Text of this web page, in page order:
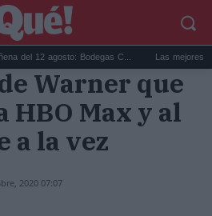
12 agosto: Bodegas C... Las mejores
Warner que
HBO Max y al
a la vez
2020 07:07